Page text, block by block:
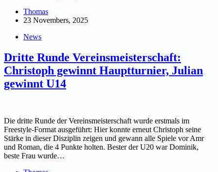
Thomas
23 Novembers, 2025
News
Dritte Runde Vereinsmeisterschaft:
Christoph gewinnt Hauptturnier, Julian
gewinnt U14
Die dritte Runde der Vereinsmeisterschaft wurde erstmals im
Freestyle-Format ausgeführt: Hier konnte erneut Christoph seine
Stärke in dieser Disziplin zeigen und gewann alle Spiele vor Amr
und Roman, die 4 Punkte holten. Bester der U20 war Dominik,
beste Frau wurde…